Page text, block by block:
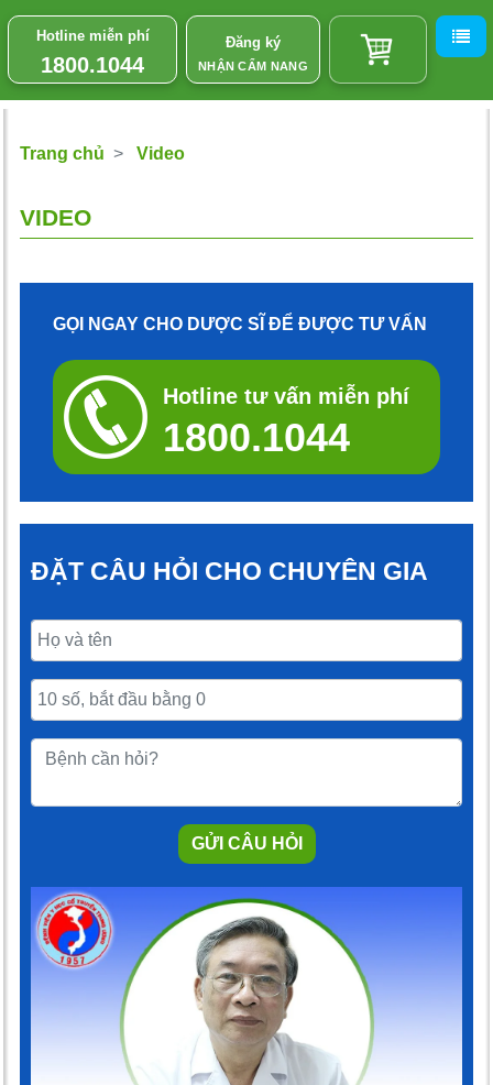
Hotline miễn phí
1800.1044
Đăng ký
NHẬN CẨM NANG
Trang chủ Video
VIDEO
GỌI NGAY CHO DƯỢC SĨ ĐỂ ĐƯỢC TƯ VẤN
Hotline tư vấn miễn phí
1800.1044
ĐẶT CÂU HỎI CHO CHUYÊN GIA
GỬI CÂU HỎI